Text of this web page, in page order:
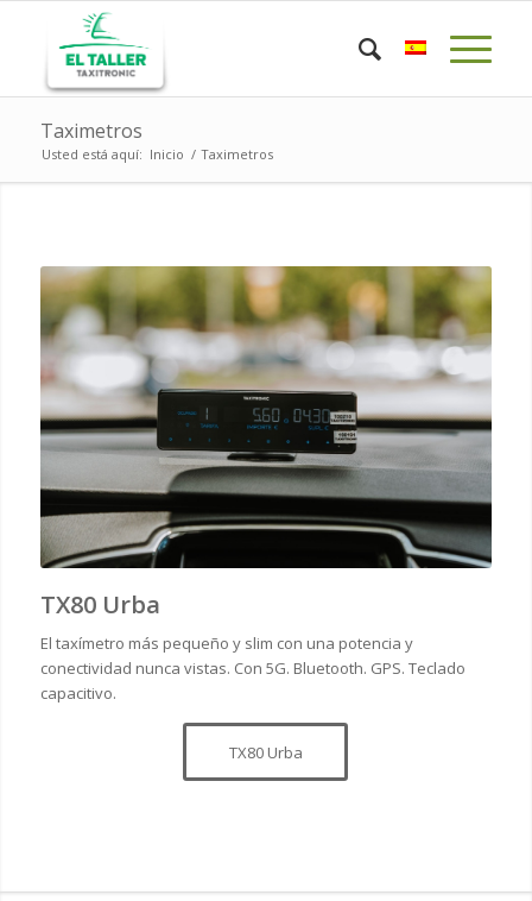
Taximetros
Usted está aquí: Inicio / Taximetros
TX80 Urba
El taxímetro más pequeño y slim con una potencia y
conectividad nunca vistas. Con 5G. Bluetooth. GPS. Teclado
capacitivo.
TX80 Urba